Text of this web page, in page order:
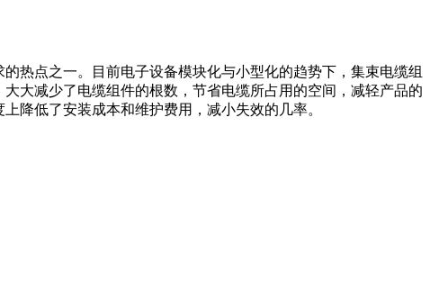
热点之一。目前电子设备模块化与小型化的趋势下，集束电缆组
大减少了电缆组件的根数，节省电缆所占用的空间，减轻产品的
降低了安装成本和维护费用，减小失效的几率。